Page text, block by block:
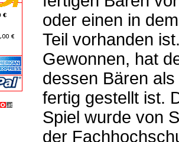
oder einen in
Teil vorhanden
Gewonnen, hat
dessen Bären
fertig gestellt ist.
Spiel wurde von
der